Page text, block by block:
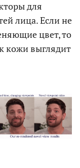
для
лица. Если не
цвет, то
кожи выглядит